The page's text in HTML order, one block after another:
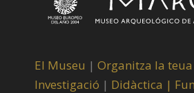
El Museu | Organitza la
Investigació | Didàctica |